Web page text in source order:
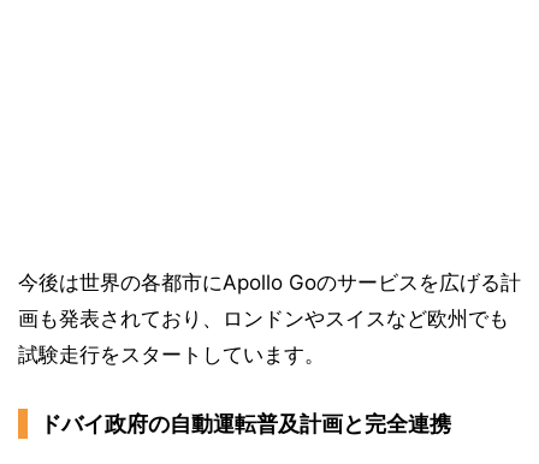
今後は世界の各都市にApollo Goのサービスを広げる計
画も発表されており、ロンドンやスイスなど欧州でも
試験走行をスタートしています。
ドバイ政府の自動運転普及計画と完全連携